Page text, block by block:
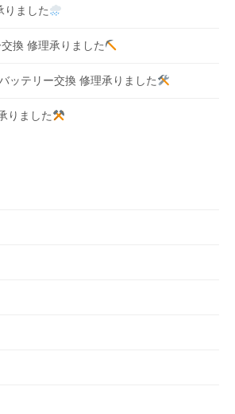
りました
換 修理承りました
ッテリー交換 修理承りました
りました